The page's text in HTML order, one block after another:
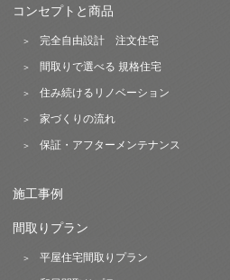
コンセプトと商品
完全自由設計 注文住宅
間取りで選べる 規格住宅
住み続けるリノベーション
家づくりの流れ
保証・アフターメンテナンス
施工事例
間取りプラン
平屋住宅間取りプラン